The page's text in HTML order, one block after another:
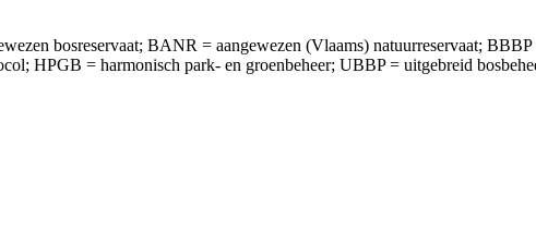
bosreservaat; BANR = aangewezen (Vlaams) natuurreservaat;
HPGB = harmonisch park- en groenbeheer; UBBP = uitgebreid